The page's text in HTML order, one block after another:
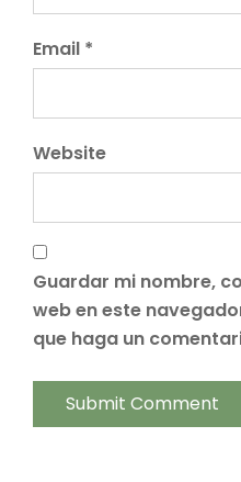
Email *
Website
Guardar mi nombre,
web en este
que haga un